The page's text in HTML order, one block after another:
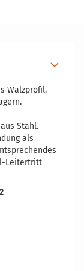
Walzprofil.
Stahl.
als
Leitertritt